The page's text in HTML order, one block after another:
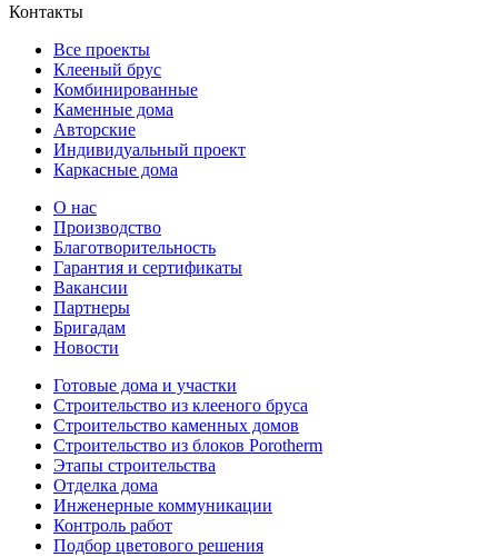
Контакты
Все проекты
Клееный брус
Комбинированные
Каменные дома
Авторские
Индивидуальный проект
Каркасные дома
О нас
Производство
Благотворительность
Гарантия и сертификаты
Вакансии
Партнеры
Бригадам
Новости
Готовые дома и участки
Строительство из клееного бруса
Строительство каменных домов
Строительство из блоков Porotherm
Этапы строительства
Отделка дома
Инженерные коммуникации
Контроль работ
Подбор цветового решения